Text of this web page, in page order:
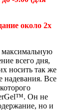
около 2х
максимальную
всего дня,
носить так же
надевания. Все
Он не
но и